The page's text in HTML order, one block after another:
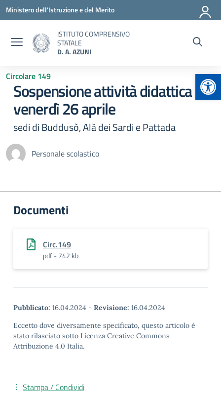
Vai ai contenuti
Vai al menu di navigazione
Vai al footer
Ministero dell'Istruzione e del Merito
ISTITUTO COMPRENSIVO
STATALE
D. A. AZUNI
Circolare 149
Sospensione attività didattica
venerdì 26 aprile
sedi di Buddusò, Alà dei Sardi e Pattada
Personale scolastico
Documenti
Circ.149
pdf - 742 kb
Pubblicato: 16.04.2024 - Revisione: 16.04.2024
Eccetto dove diversamente specificato, questo articolo è
stato rilasciato sotto Licenza Creative Commons
Attribuzione 4.0 Italia.
Stampa / Condividi